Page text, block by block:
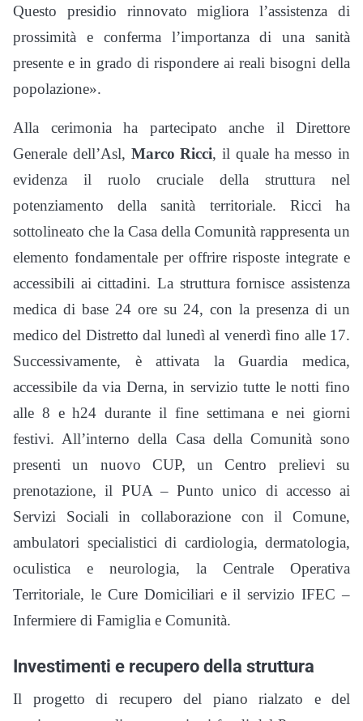
Questo presidio rinnovato migliora l’assistenza di
prossimità e conferma l’importanza di una sanità
presente e in grado di rispondere ai reali bisogni della
popolazione».
Alla cerimonia ha partecipato anche il Direttore
Generale dell’Asl, Marco Ricci, il quale ha messo in
evidenza il ruolo cruciale della struttura nel
potenziamento della sanità territoriale. Ricci ha
sottolineato che la Casa della Comunità rappresenta un
elemento fondamentale per offrire risposte integrate e
accessibili ai cittadini. La struttura fornisce assistenza
medica di base 24 ore su 24, con la presenza di un
medico del Distretto dal lunedì al venerdì fino alle 17.
Successivamente, è attivata la Guardia medica,
accessibile da via Derna, in servizio tutte le notti fino
alle 8 e h24 durante il fine settimana e nei giorni
festivi. All’interno della Casa della Comunità sono
presenti un nuovo CUP, un Centro prelievi su
prenotazione, il PUA – Punto unico di accesso ai
Servizi Sociali in collaborazione con il Comune,
ambulatori specialistici di cardiologia, dermatologia,
oculistica e neurologia, la Centrale Operativa
Territoriale, le Cure Domiciliari e il servizio IFEC –
Infermiere di Famiglia e Comunità.
Investimenti e recupero della struttura
Il progetto di recupero del piano rialzato e del